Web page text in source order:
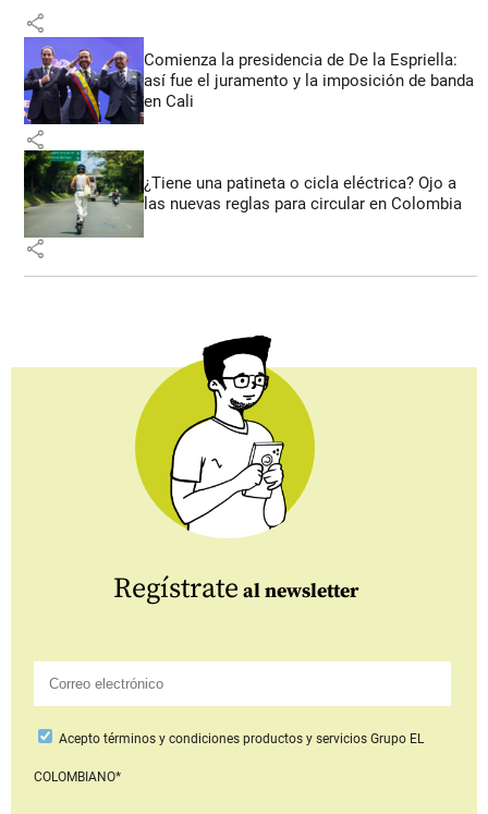
share
Comienza la presidencia de De la Espriella:
así fue el juramento y la imposición de banda
en Cali
share
¿Tiene una patineta o cicla eléctrica? Ojo a
las nuevas reglas para circular en Colombia
share
Regístrate al newsletter
Aceptotérminos y condiciones productos y serviciosGrupo EL
COLOMBIANO*